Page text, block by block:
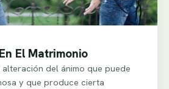
El Matrimonio
alteración del ánimo que puede
y que produce cierta